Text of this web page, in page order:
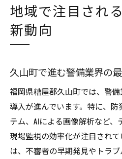
地域で注目され
新動向
久山町で進む警備業界の
福岡県糟屋郡久山町では、警
導入が進んでいます。特に、
テム、AIによる画像解析など
現場監視の効率化が注目され
は、不審者の早期発見やトラ